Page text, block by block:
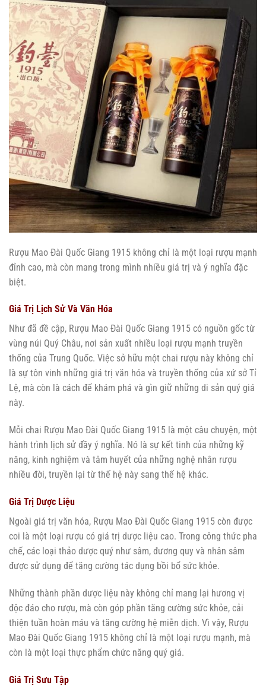
Rượu Mao Đài Quốc Giang 1915 không chỉ là một loại rượu mạnh
đỉnh cao, mà còn mang trong mình nhiều giá trị và ý nghĩa đặc
biệt.
Giá Trị Lịch Sử Và Văn Hóa
Như đã đề cập, Rượu Mao Đài Quốc Giang 1915 có nguồn gốc từ
vùng núi Quý Châu, nơi sản xuất nhiều loại rượu mạnh truyền
thống của Trung Quốc. Việc sở hữu một chai rượu này không chỉ
là sự tôn vinh những giá trị văn hóa và truyền thống của xứ sở Tỉ
Lệ, mà còn là cách để khám phá và gìn giữ những di sản quý giá
này.
Mỗi chai Rượu Mao Đài Quốc Giang 1915 là một câu chuyện, một
hành trình lịch sử đầy ý nghĩa. Nó là sự kết tinh của những kỹ
năng, kinh nghiệm và tâm huyết của những nghệ nhân rượu
nhiều đời, truyền lại từ thế hệ này sang thế hệ khác.
Giá Trị Dược Liệu
Ngoài giá trị văn hóa, Rượu Mao Đài Quốc Giang 1915 còn được
coi là một loại rượu có giá trị dược liệu cao. Trong công thức pha
chế, các loại thảo dược quý như sâm, đương quy và nhân sâm
được sử dụng để tăng cường tác dụng bồi bổ sức khỏe.
Những thành phần dược liệu này không chỉ mang lại hương vị
độc đáo cho rượu, mà còn góp phần tăng cường sức khỏe, cải
thiện tuần hoàn máu và tăng cường hệ miễn dịch. Vì vậy, Rượu
Mao Đài Quốc Giang 1915 không chỉ là một loại rượu mạnh, mà
còn là một loại thực phẩm chức năng quý giá.
Giá Trị Sưu Tập